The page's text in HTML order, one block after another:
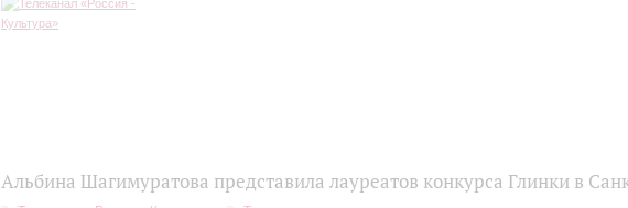
Альбина Шагимуратова представила лауреатов конкурса Глинки в